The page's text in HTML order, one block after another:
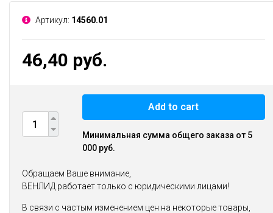
Артикул: 14560.01
46,40 руб.
Add to cart
Минимальная сумма общего заказа от 5
000 руб.
Обращаем Ваше внимание,
ВЕНЛИД работает только с юридическими лицами!
В связи с частым изменением цен на некоторые товары,